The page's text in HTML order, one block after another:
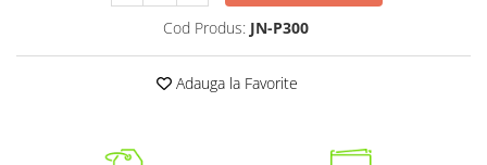
Cod Produs: JN-P300
Adauga la Favorite